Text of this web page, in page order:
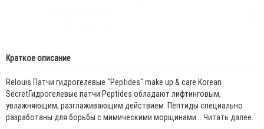
Краткое описание
Relouis Патчи гидрогелевые "Peptides" make up & care Korean
SecretГидрогелевые патчи Peptides обладают лифтинговым,
увлажняющим, разглаживающим действием. Пептиды специально
разработаны для борьбы с мимическими морщинами... Читать далее...